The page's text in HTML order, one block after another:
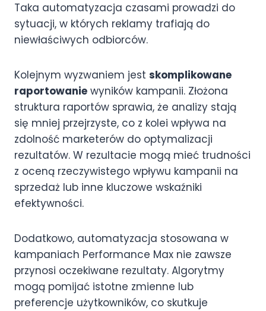
Taka automatyzacja czasami prowadzi do
sytuacji, w których reklamy trafiają do
niewłaściwych odbiorców.
Kolejnym wyzwaniem jest skomplikowane
raportowanie wyników kampanii. Złożona
struktura raportów sprawia, że analizy stają
się mniej przejrzyste, co z kolei wpływa na
zdolność marketerów do optymalizacji
rezultatów. W rezultacie mogą mieć trudności
z oceną rzeczywistego wpływu kampanii na
sprzedaż lub inne kluczowe wskaźniki
efektywności.
Dodatkowo, automatyzacja stosowana w
kampaniach Performance Max nie zawsze
przynosi oczekiwane rezultaty. Algorytmy
mogą pomijać istotne zmienne lub
preferencje użytkowników, co skutkuje